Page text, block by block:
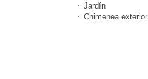
Jardín
Chimenea exterior